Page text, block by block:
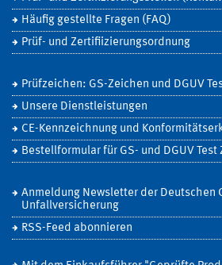
Häufig gestellte Fragen (FAQ)
Prüf- und Zertifiizierungsordnung
Prüfzeichen: GS-Zeichen und DGUV
Unsere Dienstleistungen
CE-Kennzeichnung und
Bestellformular für GS- und DGUV Test
Anmeldung Newsletter der Deutschen
Unfallversicherung
RSS-Feed abonnieren